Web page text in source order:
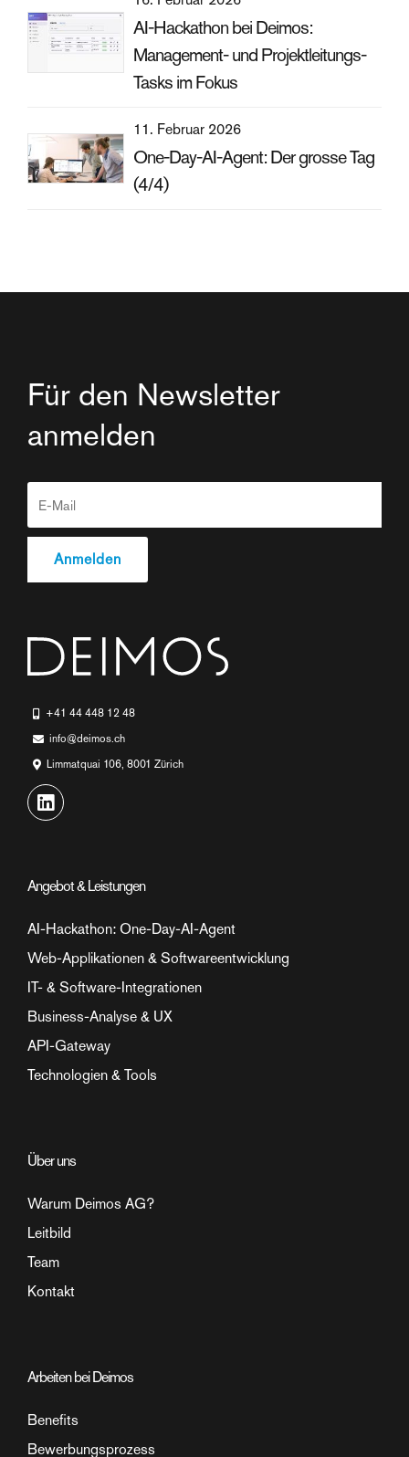
AI-Hackathon bei Deimos:
Management- und Projektleitungs-
Tasks im Fokus
11. Februar 2026
One-Day-AI-Agent: Der grosse Tag
(4/4)
Für den Newsletter
anmelden
+41 44 448 12 48
info@deimos.ch
Limmatquai 106, 8001 Zürich
Angebot & Leistungen
AI-Hackathon: One-Day-AI-Agent
Web-Applikationen & Softwareentwicklung
IT- & Software-Integrationen
Business-Analyse & UX
API-Gateway
Technologien & Tools
Über uns
Warum Deimos AG?
Leitbild
Team
Kontakt
Arbeiten bei Deimos
Benefits
Bewerbungsprozess